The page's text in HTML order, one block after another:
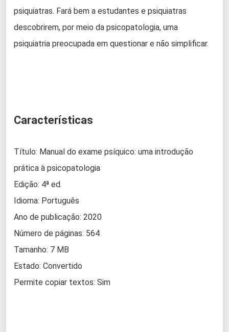
psiquiatras. Fará bem a estudantes e psiquiatras
descobrirem, por meio da psicopatologia, uma
psiquiatria preocupada em questionar e não simplificar.
Características
Título: Manual do exame psíquico: uma introdução
prática à psicopatologia
Edição: 4ª ed.
Idioma: Português
Ano de publicação: 2020
Número de páginas: 564
Tamanho: 7 MB
Estado: Convertido
Permite copiar textos: Sim